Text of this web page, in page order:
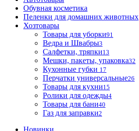
Обувная косметика
Пеленки для домашних животных
Хозтовары
Товары для уборки91
Ведра и Швабры3
Салфетки, тряпки13
Мешки, пакеты, упаковка32
Кухонные губки 17
Перчатки универсальные26
Товары для кухни15
Ролики для одежды4
Товары для бани40
Газ для заправки2
Новинки